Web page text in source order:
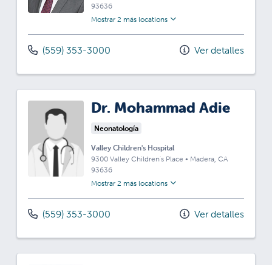
93636
Mostrar 2 más locations
(559) 353-3000 Ver detalles
Dr. Mohammad Adie
Neonatología
Valley Children's Hospital
9300 Valley Children's Place • Madera, CA
93636
Mostrar 2 más locations
(559) 353-3000 Ver detalles